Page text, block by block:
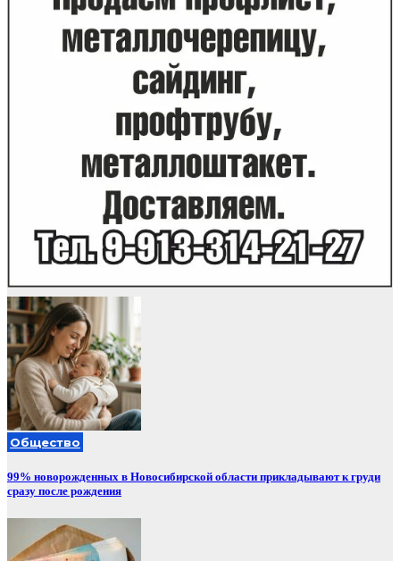
Общество
99% новорожденных в Новосибирской области прикладывают к груди
сразу после рождения